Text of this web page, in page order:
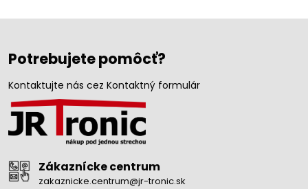
Potrebujete pomôcť?
Kontaktujte nás cez Kontaktný formulár
Zákaznícke centrum
zakaznicke.centrum@jr-tronic.sk